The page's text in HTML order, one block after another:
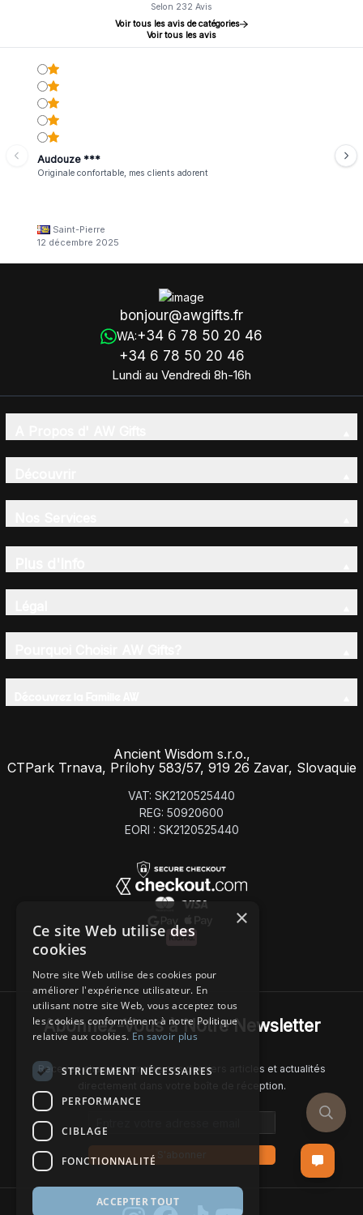
Selon 232 Avis
Voir tous les avis de catégories
Voir tous les avis
Audouze ***
Originale confortable, mes clients adorent
Saint-Pierre
12 décembre 2025
bonjour@awgifts.fr
WA:+34 6 78 50 20 46
+34 6 78 50 20 46
Lundi au Vendredi 8h-16h
Ancient Wisdom s.r.o.,
CTPark Trnava, Prílohy 583/57, 919 26 Zavar, Slovaquie
VAT: SK2120525440
REG: 50920600
EORI : SK2120525440
Abonnez-Vous à Notre Newsletter
Recevez chaque semaine nos derniers articles et actualités
directement dans votre boîte de réception.
×
Ce site Web utilise des
cookies
Notre site Web utilise des cookies pour
améliorer l'expérience utilisateur. En
utilisant notre site Web, vous acceptez tous
les cookies conformément à notre Politique
relative aux cookies.En savoir plus
STRICTEMENT NÉCESSAIRES
PERFORMANCE
CIBLAGE
FONCTIONNALITÉ
ACCEPTER TOUT